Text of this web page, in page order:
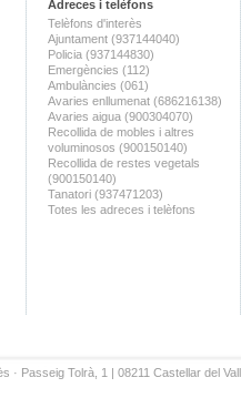
Adreces i telèfons
Telèfons d'interès
Ajuntament (937144040)
Policia (937144830)
Emergències (112)
Ambulàncies (061)
Avaries enllumenat (686216138)
Avaries aigua (900304070)
Recollida de mobles i altres
voluminosos (900150140)
Recollida de restes vegetals
(900150140)
Tanatori (937471203)
Totes les adreces i telèfons
· Passeig Tolrà, 1 | 08211 Castellar del